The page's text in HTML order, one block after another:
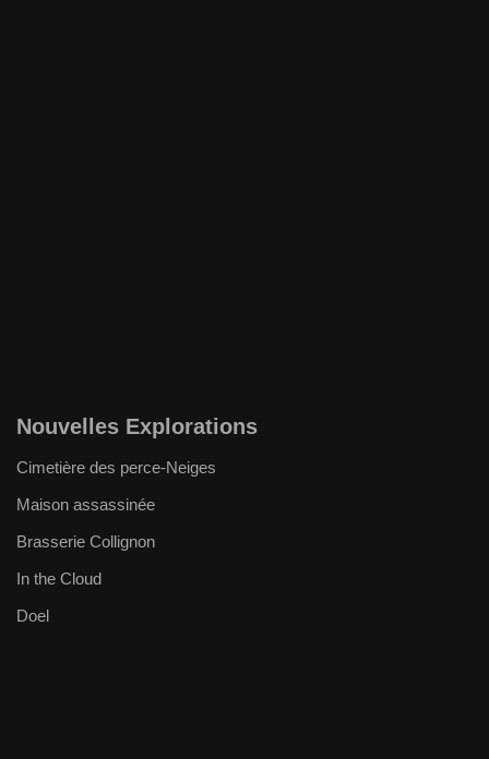
Nouvelles Explorations
Cimetière des perce-Neiges
Maison assassinée
Brasserie Collignon
In the Cloud
Doel